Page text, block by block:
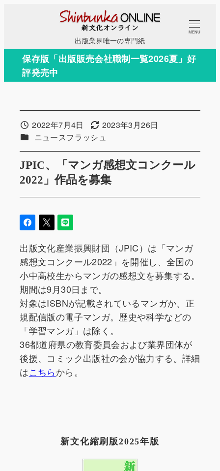
コ
テ
出版業界唯一の専門紙
MENU
保存版「出版販売会社職制一覧2026夏」好
評発売中
JPIC、「マンガ感想文コンクール
2022」作品を募集
投稿日2022年7月4日 更新日2023年3月26日
カテゴリー
ニュースフラッシュ
出版文化産業振興財団（JPIC）は「マンガ
感想文コンクール2022」を開催し、全国の
小中高校生からマンガの感想文を募集する。
期間は9月30日まで。
対象はISBNが記載されているマンガか、正
規配信版の電子マンガ。歴史や科学などの
「学習マンガ」は除く。
36都道府県の教育委員会および業界団体が
後援、コミック出版社の会が協力する。詳細
はこちらから。
新文化縮刷版2025年版